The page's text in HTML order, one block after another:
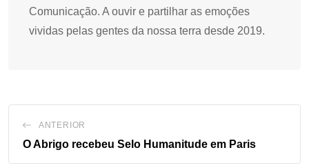
Comunicação. A ouvir e partilhar as emoções
vividas pelas gentes da nossa terra desde 2019.
ANTERIOR
O Abrigo recebeu Selo Humanitude em Paris